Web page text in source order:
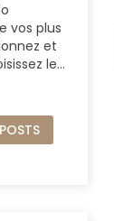
vos plus
et
le...